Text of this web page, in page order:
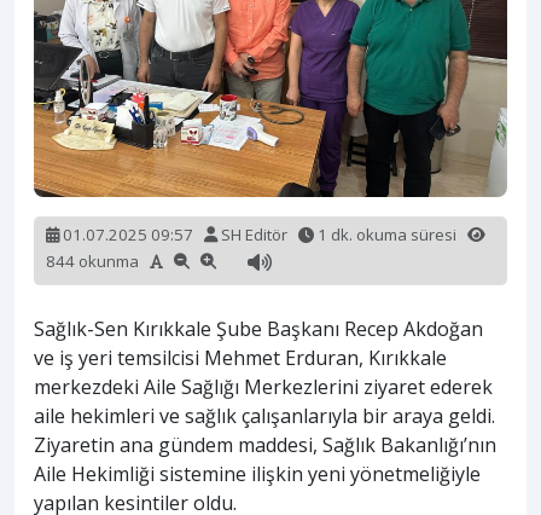
01.07.2025 09:57 SH Editör
1 dk. okuma süresi
844 okunma
Sağlık-Sen Kırıkkale Şube Başkanı Recep Akdoğan
ve iş yeri temsilcisi Mehmet Erduran, Kırıkkale
merkezdeki Aile Sağlığı Merkezlerini ziyaret ederek
aile hekimleri ve sağlık çalışanlarıyla bir araya geldi.
Ziyaretin ana gündem maddesi, Sağlık Bakanlığı’nın
Aile Hekimliği sistemine ilişkin yeni yönetmeliğiyle
yapılan kesintiler oldu.